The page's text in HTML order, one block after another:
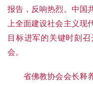
报告，反响热烈。 中国
上全面建设社会主义现
目标进军的关键时刻
会。
省佛教协会会长释